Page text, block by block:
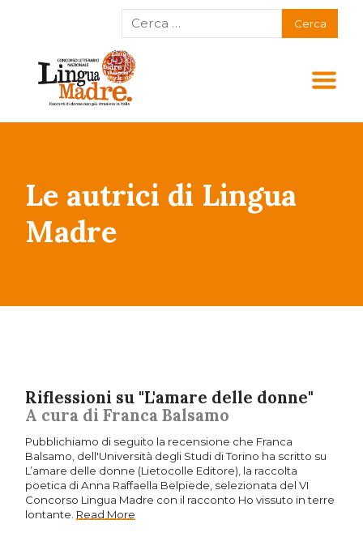
Le autrici di Lingua
Madre
Riflessioni su "L'amare delle donne"
A cura di Franca Balsamo
Pubblichiamo di seguito la recensione che Franca
Balsamo, dell'Università degli Studi di Torino ha scritto su
L’amare delle donne (Lietocolle Editore), la raccolta
poetica di Anna Raffaella Belpiede, selezionata del VI
Concorso Lingua Madre con il racconto Ho vissuto in terre
lontante. Read More